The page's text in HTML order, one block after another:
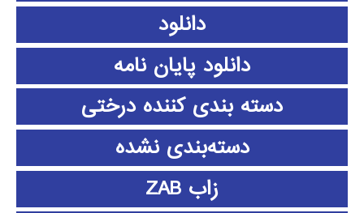
دانلود
دانلود پايان نامه
دسته بندی کننده درختی
دسته‌بندی نشده
زاب ZAB